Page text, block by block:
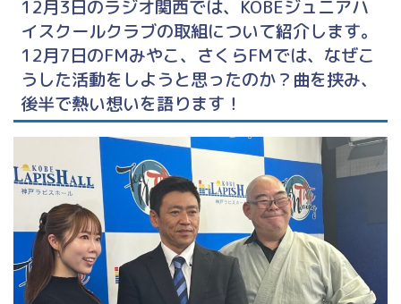
12月3日のラジオ関西では、KOBEジュニアハ
イスクールクラブの取組について紹介します。
12月7日のFMみやこ、さくらFMでは、なぜこ
うした活動をしようと思ったのか？曲を挟み、
後半で熱い想いを語ります！